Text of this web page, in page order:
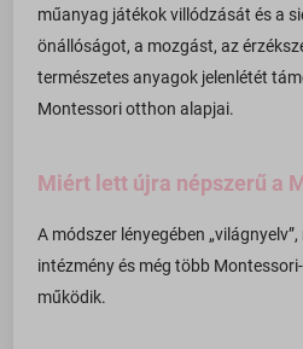
műanyag játékok villódzását és a
önállóságot, a mozgást, az
természetes anyagok jelenlétét
Montessori otthon alapjai.
Miért lett újra népszerű a
A módszer lényegében
intézmény és még több
működik.